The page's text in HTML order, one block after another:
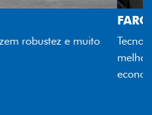
em LED garante
durabilidade e mais